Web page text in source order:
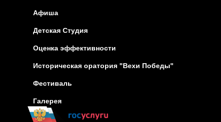
Афиша
Детская Студия
Оценка эффективности
Историческая оратория "Вехи Победы"
Фестиваль
Галерея